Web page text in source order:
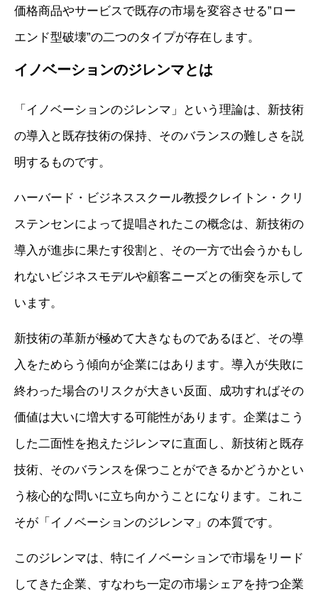
価格商品やサービスで既存の市場を変容させる”ロー
エンド型破壊”の二つのタイプが存在します。
イノベーションのジレンマとは
「イノベーションのジレンマ」という理論は、新技術
の導入と既存技術の保持、そのバランスの難しさを説
明するものです。
ハーバード・ビジネススクール教授クレイトン・クリ
ステンセンによって提唱されたこの概念は、新技術の
導入が進歩に果たす役割と、その一方で出会うかもし
れないビジネスモデルや顧客ニーズとの衝突を示して
います。
新技術の革新が極めて大きなものであるほど、その導
入をためらう傾向が企業にはあります。導入が失敗に
終わった場合のリスクが大きい反面、成功すればその
価値は大いに増大する可能性があります。企業はこう
した二面性を抱えたジレンマに直面し、新技術と既存
技術、そのバランスを保つことができるかどうかとい
う核心的な問いに立ち向かうことになります。これこ
そが「イノベーションのジレンマ」の本質です。
このジレンマは、特にイノベーションで市場をリード
してきた企業、すなわち一定の市場シェアを持つ企業